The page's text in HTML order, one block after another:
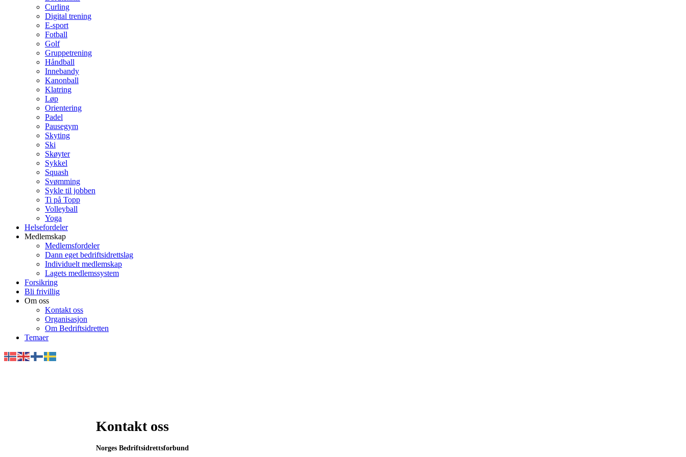
Curling
Digital trening
E-sport
Fotball
Golf
Gruppetrening
Håndball
Innebandy
Kanonball
Klatring
Løp
Orientering
Padel
Pausegym
Skyting
Ski
Skøyter
Sykkel
Squash
Svømming
Sykle til jobben
Ti på Topp
Volleyball
Yoga
Helsefordeler
Medlemskap
Medlemsfordeler
Dann eget bedriftsidrettslag
Individuelt medlemskap
Lagets medlemssystem
Forsikring
Bli frivillig
Om oss
Kontakt oss
Organisasjon
Om Bedriftsidretten
Temaer
Kontakt oss
Norges Bedriftsidrettsforbund